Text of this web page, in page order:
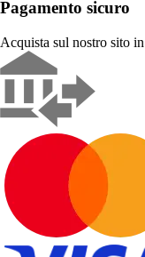
Pagamento sicuro
Acquista sul nostro sito